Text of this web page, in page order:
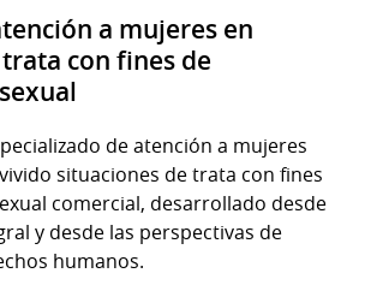
a mujeres en
con fines de
de atención a mujeres
situaciones de trata con fines
comercial, desarrollado desde
y desde las perspectivas de
humanos.